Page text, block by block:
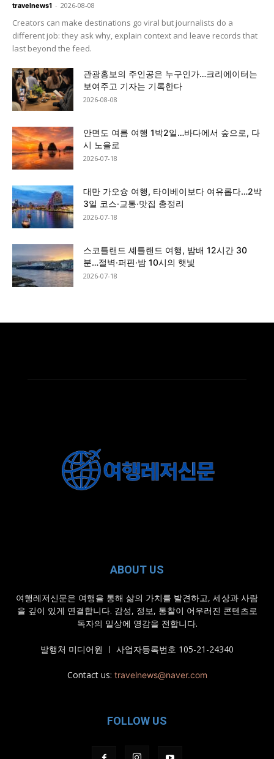
travelnews1 - 2026-08-08
Creators can make destinations go viral but journalists do a
different job: they ask why, explain context and leave records that
last beyond the feed.
관광홍보의 주인공은 누구인가…크리에이터는
보여주고 기자는 기록한다
2026-08-08
안면도 여름 여행 1박2일…바다에서 숲으로, 다
시 노을로
2026-07-18
대만 가오슝 여행, 타이베이보다 여유롭다…2박
3일 코스·교통·맛집 총정리
2026-07-18
스코틀랜드 셰틀랜드 여행, 밤배 12시간 30
분…절벽·퍼핀·밤 10시의 햇빛
2026-07-18
ABOUT US
여행레저신문은 여행을 통해 삶의 가치를 발견하고, 세상과 사람
을 깊이 있게 연결합니다. 감성, 정보, 통찰이 어우러진 콘텐츠로
독자의 일상에 영감을 전합니다.
발행처 미디어원 ㅣ 사업자등록번호 105-21-24340
Contact us: travelnews@naver.com
FOLLOW US